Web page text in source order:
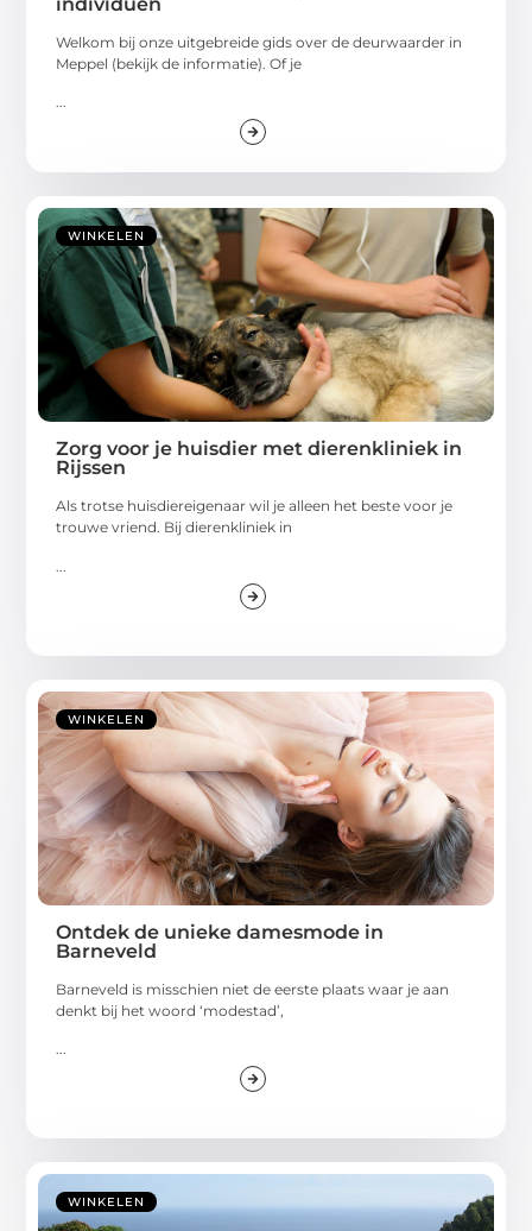
Welkom bij onze uitgebreide gids over de deurwaarder in
Meppel (bekijk de informatie). Of je
...
WINKELEN
Zorg voor je huisdier met dierenkliniek in
Rijssen
Als trotse huisdiereigenaar wil je alleen het beste voor je
trouwe vriend. Bij dierenkliniek in
WINKELEN
Ontdek de unieke damesmode in
Barneveld
Barneveld is misschien niet de eerste plaats waar je aan
denkt bij het woord ‘modestad’,
...
WINKELEN